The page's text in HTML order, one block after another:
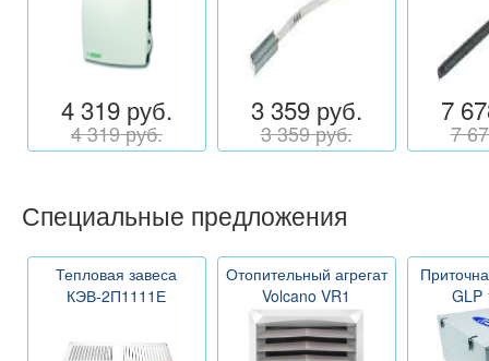
4 319 руб.
4 319 руб.
3 359 руб.
3 359 руб.
7
7
Специальные предложения
Тепловая завеса
КЭВ-2П1111Е
Отопительный агрегат
Volcano VR1
GLP